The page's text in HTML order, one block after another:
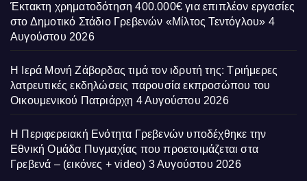
Έκτακτη χρηματοδότηση 400.000€ για επιπλέον εργασίες
στο Δημοτικό Στάδιο Γρεβενών «Μίλτος Τεντόγλου» 4
Αυγούστου 2026
Η Ιερά Μονή Ζάβορδας τιμά τον ιδρυτή της: Τριήμερες
λατρευτικές εκδηλώσεις παρουσία εκπροσώπου του
Οικουμενικού Πατριάρχη 4 Αυγούστου 2026
Η Περιφερειακή Ενότητα Γρεβενών υποδέχθηκε την
Εθνική Ομάδα Πυγμαχίας που προετοιμάζεται στα
Γρεβενά – (εικόνες + video) 3 Αυγούστου 2026